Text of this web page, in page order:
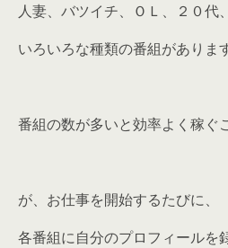
人妻、バツイチ、ＯＬ、２０代
いろいろな種類の番組があります
番組の数が多いと効率よく稼ぐ
が、お仕事を開始するたびに、
各番組に自分のプロフィールを